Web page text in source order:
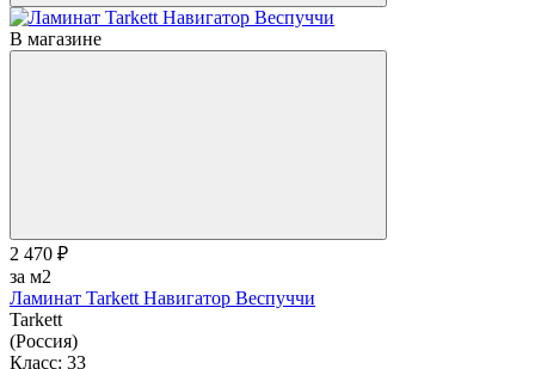
В магазине
2 470 ₽
за м2
Ламинат Tarkett Навигатор Веспуччи
Tarkett
(Россия)
Класс: 33